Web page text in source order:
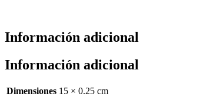
Información adicional
Información adicional
Dimensiones 15 × 0.25 cm